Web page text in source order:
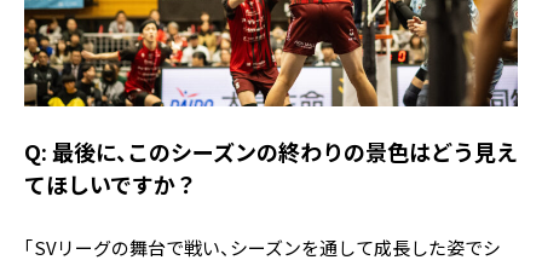
Q: 最後に、このシーズンの終わりの景色はどう見え
てほしいですか？
「SVリーグの舞台で戦い、シーズンを通して成長した姿でシ